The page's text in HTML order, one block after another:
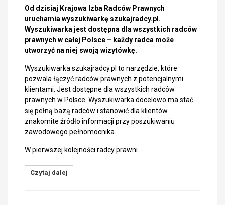
Od dzisiaj Krajowa Izba Radców Prawnych
uruchamia wyszukiwarkę szukajradcy.pl.
Wyszukiwarka jest dostępna dla wszystkich radców
prawnych w całej Polsce – każdy radca może
utworzyć na niej swoją wizytówkę.
Wyszukiwarka szukajradcy.pl to narzędzie, które
pozwala łączyć radców prawnych z potencjalnymi
klientami. Jest dostępne dla wszystkich radców
prawnych w Polsce. Wyszukiwarka docelowo ma stać
się pełną bazą radców i stanowić dla klientów
znakomite źródło informacji przy poszukiwaniu
zawodowego pełnomocnika.
W pierwszej kolejności radcy prawni…
Czytaj dalej